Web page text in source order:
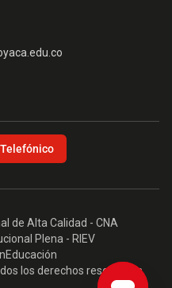
de Alta Calidad - CNA
Plena - RIEV
los derechos reservados.